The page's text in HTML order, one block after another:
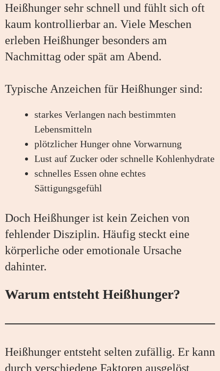
Heißhunger sehr schnell und fühlt sich oft
kaum kontrollierbar an. Viele Meschen
erleben Heißhunger besonders am
Nachmittag oder spät am Abend.
Typische Anzeichen für Heißhunger sind:
starkes Verlangen nach bestimmten
Lebensmitteln
plötzlicher Hunger ohne Vorwarnung
Lust auf Zucker oder schnelle Kohlenhydrate
schnelles Essen ohne echtes
Sättigungsgefühl
Doch Heißhunger ist kein Zeichen von
fehlender Disziplin. Häufig steckt eine
körperliche oder emotionale Ursache
dahinter.
Warum entsteht Heißhunger?
Heißhunger entsteht selten zufällig. Er kann
durch verschiedene Faktoren ausgelöst